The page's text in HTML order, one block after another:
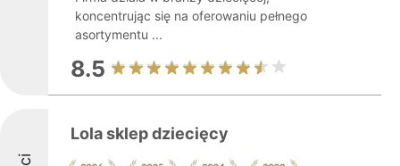
koncentrując się na oferowaniu pełnego
asortymentu ...
8.5
Lola sklep dziecięcy